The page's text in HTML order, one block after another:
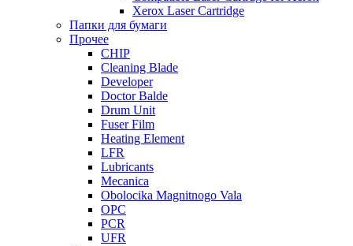
Xerox Laser Cartridge
Папки для бумаги
Прочее
CHIP
Cleaning Blade
Developer
Doctor Balde
Drum Unit
Fuser Film
Heating Element
LFR
Lubricants
Mecanica
Obolocika Magnitnogo Vala
OPC
PCR
UFR